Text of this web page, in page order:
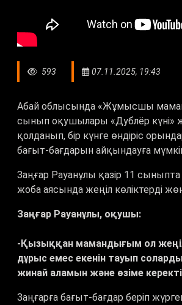
593 07.11.2025, 19:43
Абай облысында «Жұмысшы
сынып оқушылары «Дублёр күні»
қолданып, бір күнге өндіріс
бағыт-бағдарын айқындауға
Заңғар Рауанұлы қазір 11
жоба аясында жеңіл көліктерді
Заңғар Рауанұлы, оқушы:
-Қызыққан мамандығым ол
дұрыс емес екенін тауып
жинай аламын және өзіме
Заңғарға бағыт-бағдар беріп